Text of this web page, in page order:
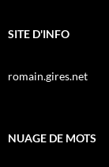
SITE D'INFO
romain.gires.net
NUAGE DE MOTS